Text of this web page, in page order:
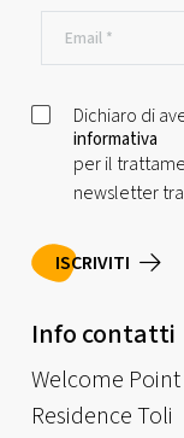
Dichiaro di
informativa
per il
newsletter
ISCRIVITI
Info contatti
Welcome
Residence Toli